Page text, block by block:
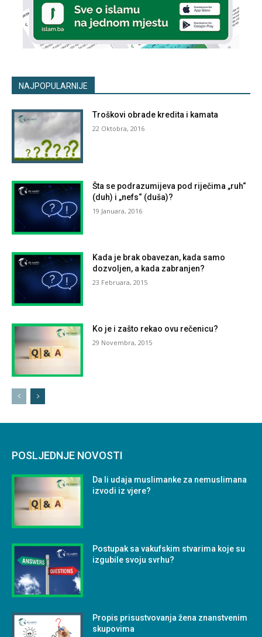
NAJPOPULARNIJE
Troškovi obrade kredita i kamata
22 Oktobra, 2016
Šta se podrazumijeva pod riječima „ruh“
(duh) i „nefs“ (duša)?
19 Januara, 2016
Kada je brak obavezan, kada samo
dozvoljen, a kada zabranjen?
23 Februara, 2015
Ko je i zašto rekao ovu rečenicu?
29 Novembra, 2015
POSLJEDNJE NOVOSTI
Da li udaja muslimanke za nemuslimana
izvodi iz vjere?
Postupak sa vakufskim stvarima koje su
izgubile svoju svrhu?
Propis prisustvovanja žena znanstvenim
skupovima